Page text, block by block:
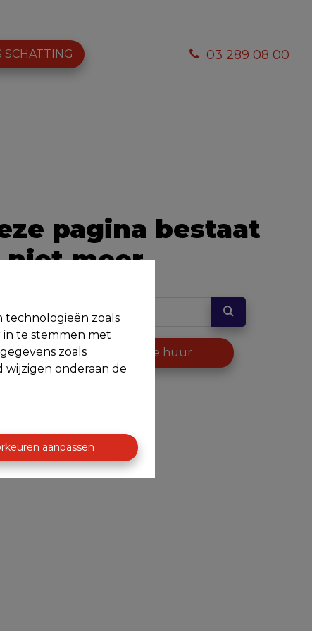
technologieën zoals
in te stemmen met
zoals
wijzigen onderaan de
aanpassen
SCHATTING 03 289 08 00
pagina bestaat
niet meer
Te huur